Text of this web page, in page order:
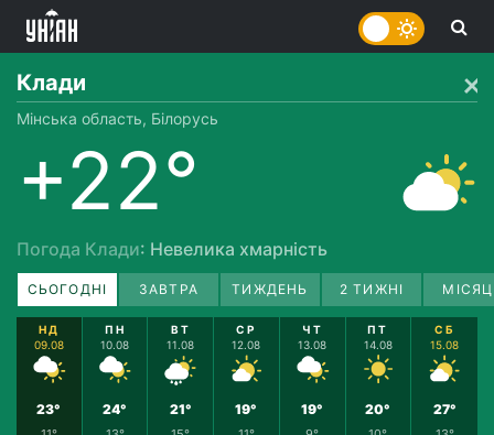
Клади
Мінська область, Білорусь
+22°
Погода Клади: Невелика хмарність
СЬОГОДНІ ЗАВТРА ТИЖДЕНЬ 2 ТИЖНІ
НД
09.08
23°
ПН
10.08
24°
ВТ
11.08
21°
СР
12.08
19°
ЧТ
13.08
19°
ПТ
14.08
20°
СБ
15.08
27°